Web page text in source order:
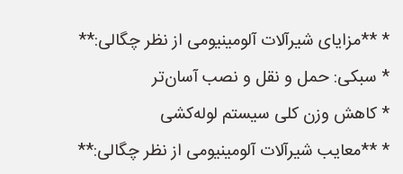
* **مزایای شیرآلات آلومینیومی از نظر چگالی:**
* سبکی: حمل و نقل و نصب آسان‌تر
* کاهش وزن کلی سیستم لوله‌کشی
* **معایب شیرآلات آلومینیومی از نظر چگالی:**